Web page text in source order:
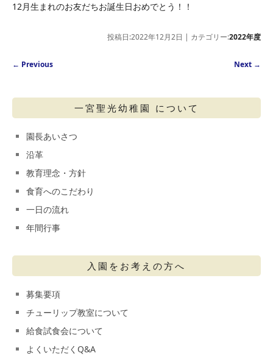
12月生まれのお友だちお誕生日おめでとう！！
投稿日:2022年12月2日 | カテゴリー:2022年度
Post navigation
← Previous Next →
一宮聖光幼稚園 について
園長あいさつ
沿革
教育理念・方針
食育へのこだわり
一日の流れ
年間行事
入園をお考えの方へ
募集要項
チューリップ教室について
給食試食会について
よくいただくQ&A